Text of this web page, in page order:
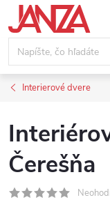
Prejsť na obsah
Interierové dvere
Čerešňa